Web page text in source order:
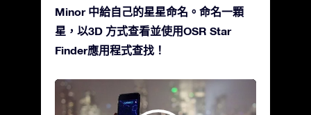
Minor 中給自己的星星命名。命名一顆
星，以3D 方式查看並使用OSR Star
Finder應用程式查找！